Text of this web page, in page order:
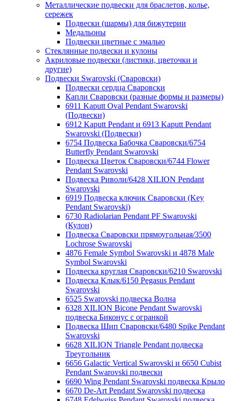
Металлические подвески для браслетов, колье,
сережек
Подвески (шармы) для бижутерии
Медальоны
Подвески цветные с эмалью
Стеклянные подвески и кулоны
Акриловые подвески (листики, цветочки и
другие)
Подвески Swarovski (Сваровски)
Подвески сердца Сваровски
Капли Сваровски (разные формы и размеры)
6911 Kaputt Oval Pendant Swarovski
(Подвески)
6912 Kaputt Pendant и 6913 Kaputt Pendant
Swarovski (Подвески)
6754 Подвеска Бабочка Сваровски/6754
Butterfly Pendant Swarovski
Подвеска Цветок Сваровски/6744 Flower
Pendant Swarovski
Подвеска Риволи/6428 XILION Pendant
Swarovski
6919 Подвеска ключик Сваровски (Key
Pendant Swarovski)
6730 Radiolarian Pendant PF Swarovski
(Кулон)
Подвеска Сваровски прямоугольная/3500
Lochrose Swarovski
4876 Female Symbol Swarovski и 4878 Male
Symbol Swarovski
Подвеска круглая Сваровски/6210 Swarovski
Подвеска Клык/6150 Pegasus Pendant
Swarovski
6525 Swarovski подвеска Волна
6328 XILION Bicone Pendant Swarovski
подвеска Биконус c огранкой
Подвеска Шип Сваровски/6480 Spike Pendant
Swarovski
6628 XILION Triangle Pendant подвеска
Треугольник
6656 Galactic Vertical Swarovski и 6650 Cubist
Pendant Swarovski подвески
6690 Wing Pendant Swarovski подвеска Крыло
6670 De-Art Pendant Swarovski подвеска